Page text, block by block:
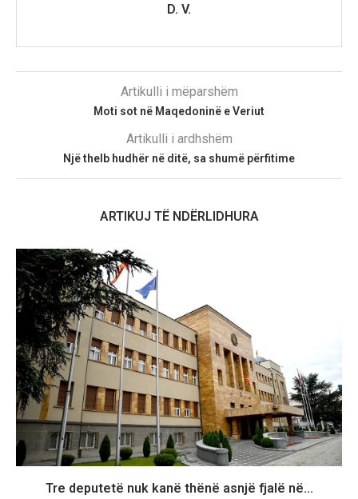
D. V.
Artikulli i mëparshëm
Moti sot në Maqedoninë e Veriut
Artikulli i ardhshëm
Një thelb hudhër në ditë, sa shumë përfitime
ARTIKUJ TË NDËRLIDHURA
Tre deputetë nuk kanë thënë asnjë fjalë në...